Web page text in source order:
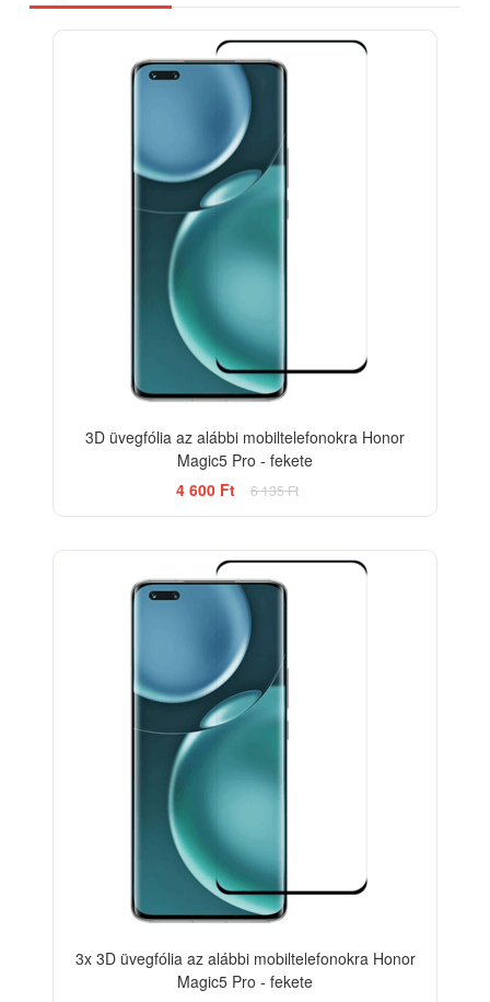
3D üvegfólia az alábbi mobiltelefonokra Honor
Magic5 Pro - fekete
4 600 Ft
6 135 Ft
3x 3D üvegfólia az alábbi mobiltelefonokra Honor
Magic5 Pro - fekete